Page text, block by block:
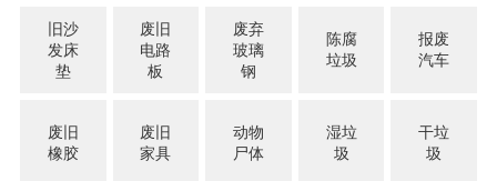
旧沙
发床
垫
废旧
电路
板
废弃
玻璃
钢
陈腐
垃圾
报废
汽车
废旧
橡胶
废旧
家具
动物
尸体
湿垃
圾
干垃
圾